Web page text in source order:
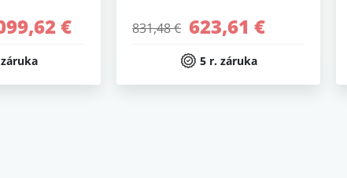
€ 831,48 € 623,61 €
5 r. záruka